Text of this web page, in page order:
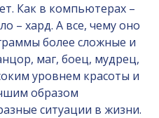
Как в компьютерах –
– хард. А все, чему оно
более сложные и
маг, боец, мудрец,
уровнем красоты и
образом
ситуации в жизни.